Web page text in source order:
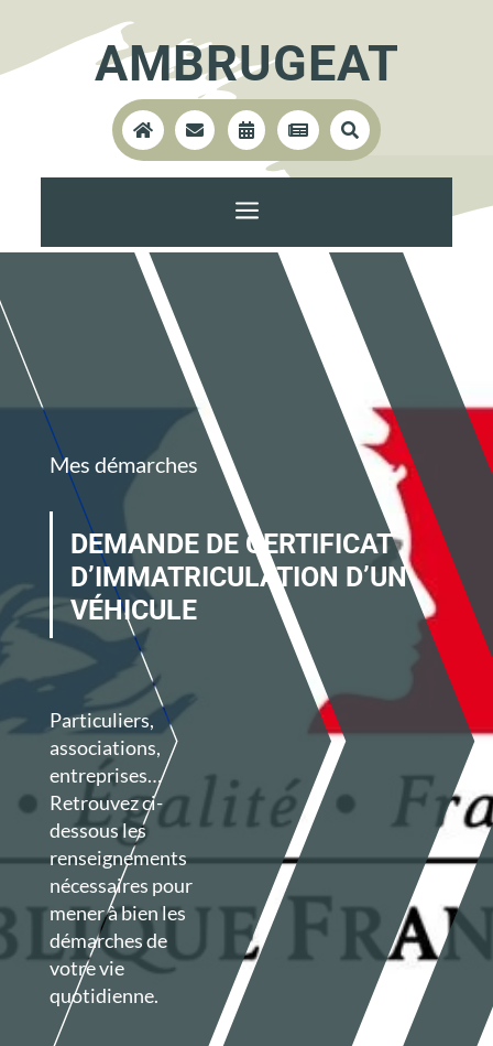
AMBRUGEAT
    
a
Mes démarches
DEMANDE DE CERTIFICAT
D’IMMATRICULATION D’UN
VÉHICULE
Particuliers,
associations,
entreprises…
Retrouvez ci-
dessous les
renseignements
nécessaires pour
mener à bien les
démarches de
votre vie
quotidienne.